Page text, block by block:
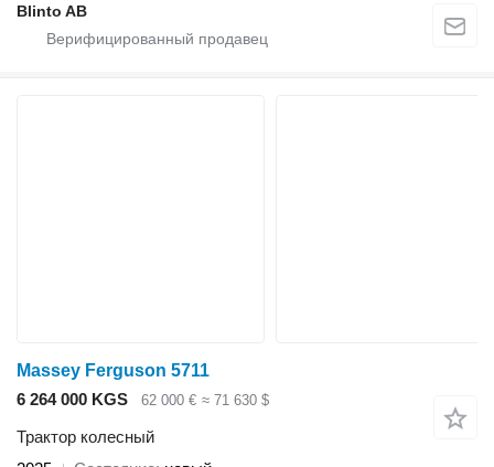
Blinto AB
Massey Ferguson 5711
6 264 000 KGS
62 000 € ≈ 71 630 $
Трактор колесный